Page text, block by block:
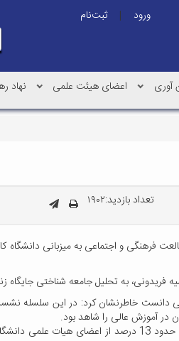
ورود |
ثبت‌نام
آوری اعضای هیئت علمی نهاد
تعداد بازدید:۱۹۰۲
فرهنگی و اجتماعی به میزبانی
فریدونی، به تحلیل جامعه شناختی جایگاه
دانست خاطرنشان کرد: در این
در آموزش عالی را شاهد بود.
دکتر زهرا صادقی در این وبینار به تحلیل کمّی و کیفی وضعیت زنان در دانشگاه های منطقه بویژه دانشگاه